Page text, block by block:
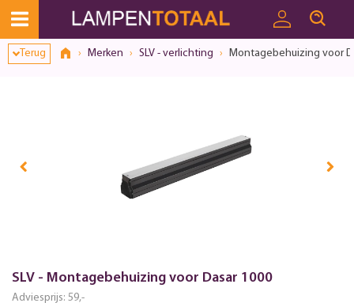
Terug Merken SLV - verlichting Montagebehuizing voor
SLV - Montagebehuizing voor Dasar 1000
Adviesprijs: 59,-